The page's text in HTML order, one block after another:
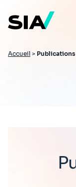
contenu
principal
Fil
Accueil > Publications